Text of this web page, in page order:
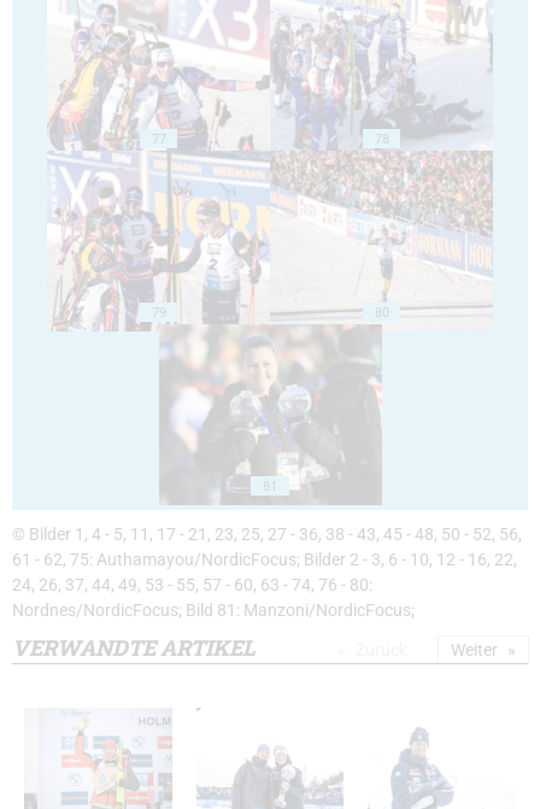
77 78
79 80
81
© Bilder 1, 4 - 5, 11, 17 - 21, 23, 25, 27 - 36, 38 - 43, 45 - 48, 50 - 52, 56,
61 - 62, 75: Authamayou/NordicFocus; Bilder 2 - 3, 6 - 10, 12 - 16, 22,
24, 26, 37, 44, 49, 53 - 55, 57 - 60, 63 - 74, 76 - 80:
Nordnes/NordicFocus; Bild 81: Manzoni/NordicFocus;
VERWANDTE ARTIKEL Weiter